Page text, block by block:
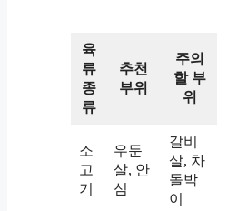
육
류
종
류
추천
부위
주의
할 부
위
소
고
기
우둔
살, 안
심
갈비
살, 차
돌박
이